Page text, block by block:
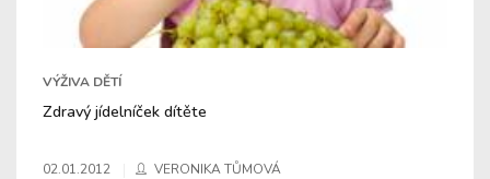
VÝŽIVA DĚTÍ
Zdravý jídelníček dítěte
02.01.2012 VERONIKA TŮMOVÁ